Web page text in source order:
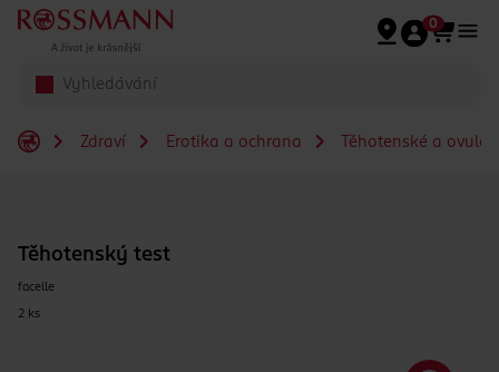
Přeskočit na hlavmní obsah
0
Zdraví Erotika a ochrana Těhotenské a
Těhotenský test
facelle
2 ks